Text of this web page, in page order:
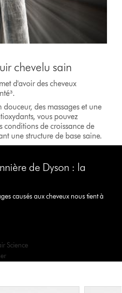
chevelu sain
d'avoir des cheveux
des massages et une
vous pouvez
conditions de croissance de
une structure de base saine.
de Dyson : la
causés aux cheveux nous tient à